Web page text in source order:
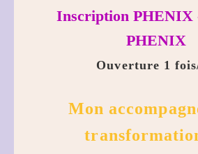
Inscription PHENIX
PHENIX
Ouverture 1
Mon